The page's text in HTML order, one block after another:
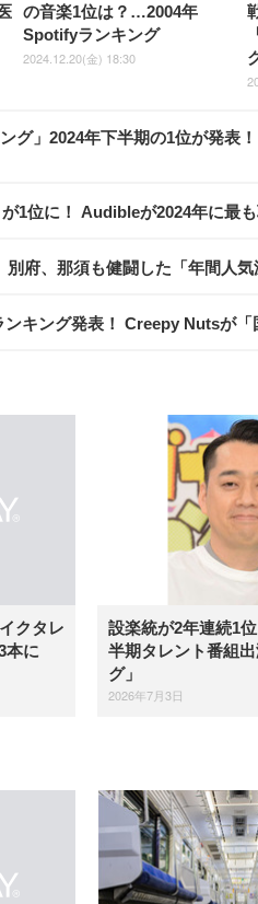
の音楽1位は？…2004年
Spotifyランキング
2024.12.20(金) 18:30
グ」2024年下半期の1位が発表
が1位に！ Audibleが2024年に最
府、那須も健闘した「年間人気
キング発表！ Creepy Nutsが「
クタレ
本に
設楽統が2年連続1
半期タレント番組
グ」
2026年7月3日